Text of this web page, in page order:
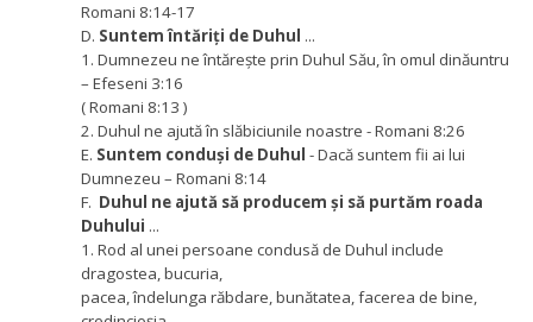
Romani 8:14-17
D. Suntem întăriți de Duhul ...
1. Dumnezeu ne întărește prin Duhul Său, în omul dinăuntru
– Efeseni 3:16
( Romani 8:13 )
2. Duhul ne ajută în slăbiciunile noastre - Romani 8:26
E. Suntem conduși de Duhul - Dacă suntem fii ai lui
Dumnezeu – Romani 8:14
F. Duhul ne ajută să producem și să purtăm roada
Duhului ...
1. Rod al unei persoane condusă de Duhul include
dragostea, bucuria,
pacea, îndelunga răbdare, bunătatea, facerea de bine,